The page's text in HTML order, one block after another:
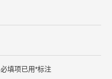
必填项已用*标注